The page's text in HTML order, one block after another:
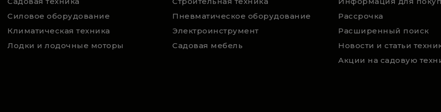
Силовое оборудование
Пневматическое оборудование
Климатическая техника
Электроинструмент
Лодки и лодочные моторы
Садовая мебель
Рассрочка
Расширенный поиск